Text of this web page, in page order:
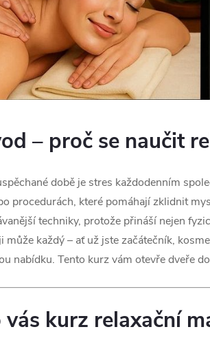
– proč se naučit
době je stres každodenním
procedurách, které pomáhají zklidnit
techniky, protože přináší nejen
může každý – ať už jste začátečník,
nabídku. Tento kurz vám otevře dveře
vás kurz relaxační